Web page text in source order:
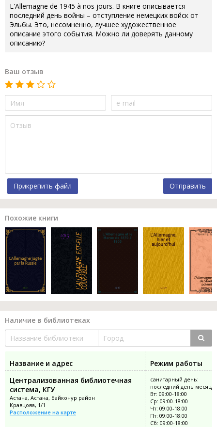
L'Allemagne de 1945 à nos jours. В книге описывается
последний день войны – отступление немецких войск от
Эльбы. Это, несомненно, лучшее художественное
описание этого события. Можно ли доверять данному
описанию?
Ваш отзыв
Прикрепить файл Отправить
Похожие книги
Наличие в библиотеках
Название и адрес
Режим работы
Централизованная библиотечная
система, КГУ
Астана, Астана, Байконур район
Кравцова, 1/1
Расположение на карте
санитарный день:
последний день месяца
Вт: 09:00-18:00
Ср: 09:00-18:00
Чт: 09:00-18:00
Пт: 09:00-18:00
Сб: 09:00-18:00